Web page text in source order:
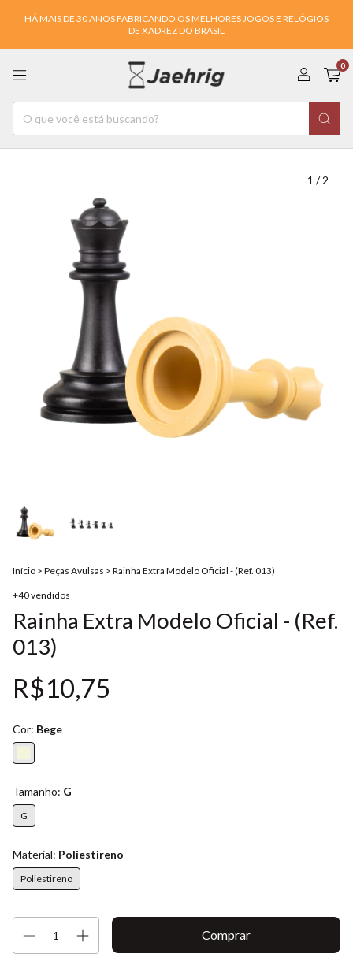
HÁ MAIS DE 30 ANOS FABRICANDO OS MELHORES JOGOS E RELÓGIOS
DE XADREZ DO BRASIL
0
1 /2
Início > Peças Avulsas > Rainha Extra Modelo Oficial - (Ref. 013)
+40 vendidos
Rainha Extra Modelo Oficial - (Ref.
013)
R$10,75
Cor: Bege
Tamanho: G
G
Material: Poliestireno
Poliestireno